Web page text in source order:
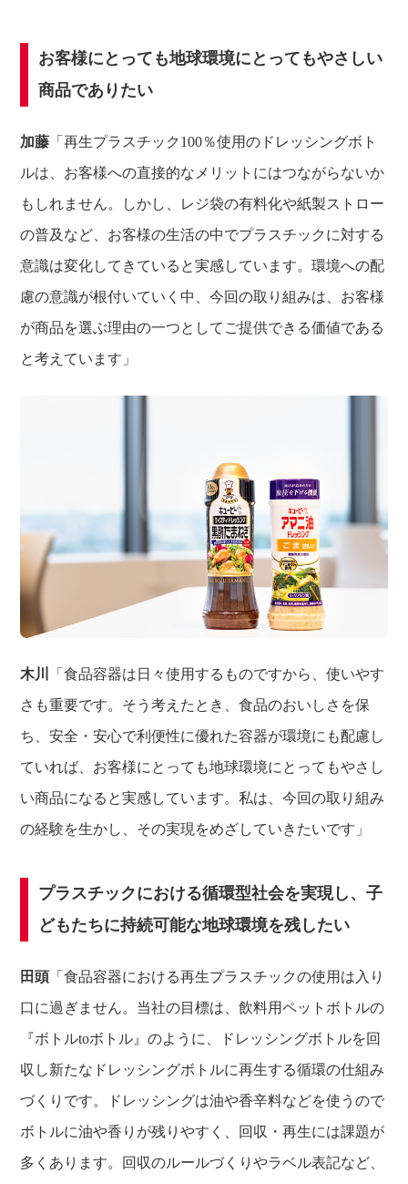
お客様にとっても地球環境にとってもやさしい
商品でありたい
加藤 「再生プラスチック100％使用のドレッシングボト
ルは、お客様への直接的なメリットにはつながらないか
もしれません。しかし、レジ袋の有料化や紙製ストロー
の普及など、お客様の生活の中でプラスチックに対する
意識は変化してきていると実感しています。環境への配
慮の意識が根付いていく中、今回の取り組みは、お客様
が商品を選ぶ理由の一つとしてご提供できる価値である
と考えています」
木川
「食品容器は日々使用するものですから、使いやす
さも重要です。そう考えたとき、食品のおいしさを保
ち、安全・安心で利便性に優れた容器が環境にも配慮し
ていれば、お客様にとっても地球環境にとってもやさし
い商品になると実感しています。私は、今回の取り組み
の経験を生かし、その実現をめざしていきたいです」
プラスチックにおける循環型社会を実現し、子
どもたちに持続可能な地球環境を残したい
田頭 「食品容器における再生プラスチックの使用は入り
口に過ぎません。当社の目標は、飲料用ペットボトルの
『ボトルtoボトル』のように、ドレッシングボトルを回
収し新たなドレッシングボトルに再生する循環の仕組み
づくりです。ドレッシングは油や香辛料などを使うので
ボトルに油や香りが残りやすく、回収・再生には課題が
多くあります。回収のルールづくりやラベル表記など、